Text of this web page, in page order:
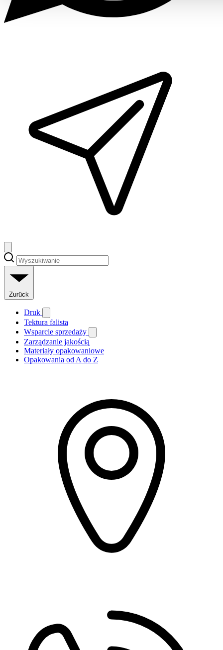
Zurück
Druk
Tektura falista
Wsparcie sprzedaży
Zarządzanie jakością
Materiały opakowaniowe
Opakowania od A do Z